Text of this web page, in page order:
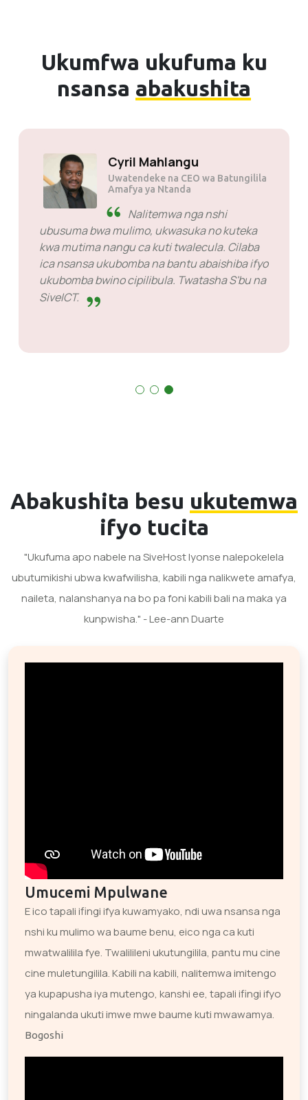
Ukumfwa ukufuma ku
nsansa abakushita
Solly Motsoane
Uwatendeke & Umukalamba wa
kampani ka Mogen
SiveHost pa ntanshi ya
nshita - SiveHost ilingi line
ilingi line balaishiba ifintu pa
Kuli imilandu imo ilyo nali
lelo ico te cintu ca
bwino mu fyo bacita.
pantu
Abakushita besu ukutemwa
ifyo tucita
"Ukufuma apo nabele na SiveHost lyonse nalepokelela
ubutumikishi ubwa kwafwilisha, kabili nga nalikwete amafya,
naileta, nalanshanya na bo pa foni kabili bali na maka ya
kunpwisha." - Lee-ann Duarte
Umucemi Mpulwane
E ico tapali ifingi ifya kuwamyako, ndi uwa nsansa nga
nshi ku mulimo wa baume benu, eico nga ca kuti
mwatwalilila fye. Twalilileni ukutungilila, pantu mu cine
cine muletungilila. Kabili na kabili, nalitemwa imitengo
ya kupapusha iya mutengo, kanshi ee, tapali ifingi ifyo
ningalanda ukuti imwe mwe baume kuti mwawamya.
Bogoshi